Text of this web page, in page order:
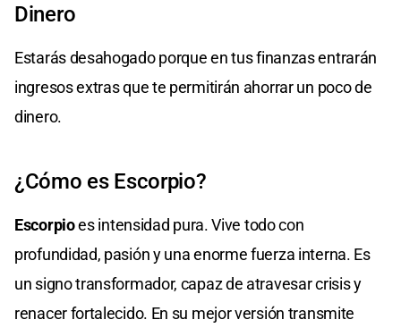
Dinero
Estarás desahogado porque en tus finanzas entrarán
ingresos extras que te permitirán ahorrar un poco de
dinero.
¿Cómo es Escorpio?
Escorpioes intensidad pura. Vive todo con
profundidad, pasión y una enorme fuerza interna. Es
un signo transformador, capaz de atravesar crisis y
renacer fortalecido. En su mejor versión transmite